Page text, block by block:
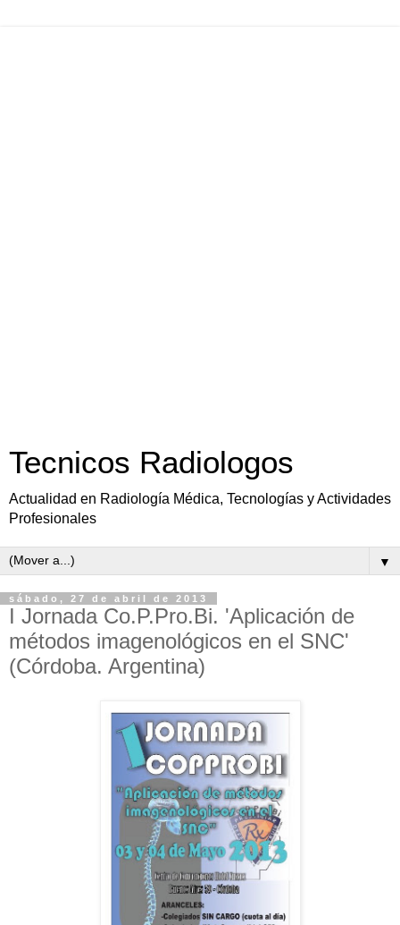
Tecnicos Radiologos
Actualidad en Radiología Médica, Tecnologías y Actividades
Profesionales
▼
sábado, 27 de abril de 2013
I Jornada Co.P.Pro.Bi. 'Aplicación de
métodos imagenológicos en el SNC'
(Córdoba. Argentina)